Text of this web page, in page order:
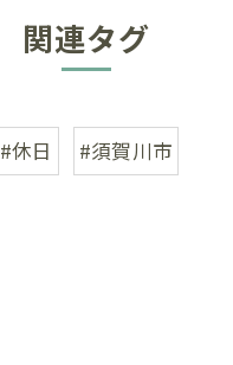
関連タグ
#休日 #須賀川市